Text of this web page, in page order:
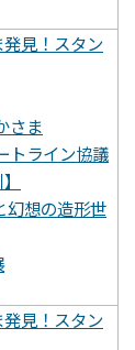
見！スタン
さま
トライン協議
想の造形世
見！スタン